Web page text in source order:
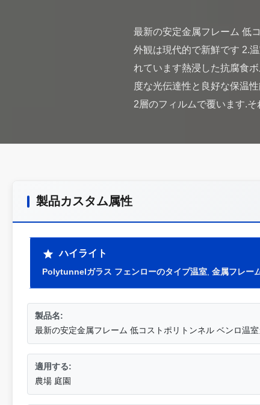
最新の安定金属フレーム 低
外観は現代的で新鮮です 2.
れています熱浸した抗腐食
度な光伝達性と良好な保温
製品カスタム属性
ハイライト
Polytunnelガラス フェンローのタイプ温室 金属フレー
製品名:
最新の安定金属フレーム 低コストポリトンネル ベンロ温
適用する:
農場 庭園